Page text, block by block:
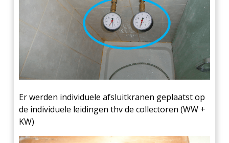
Er werden individuele afsluitkranen geplaatst op
de individuele leidingen thv de collectoren (WW +
KW)